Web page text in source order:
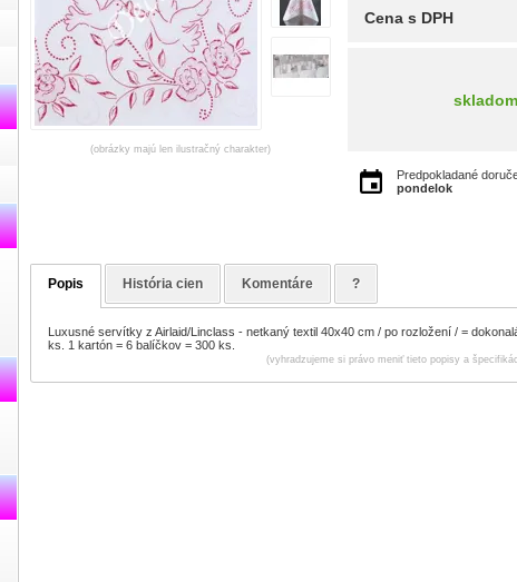
(obrázky majú len ilustračný charakter)
Cena s DPH
skladom
Predpokladané
pondelok
Popis História cien Komentáre ?
Luxusné servítky z Airlaid/Linclass - netkaný textil 40x40 cm / po rozložení / =
ks. 1 kartón = 6 balíčkov = 300 ks.
(vyhradzujeme si právo meniť tieto popisy a